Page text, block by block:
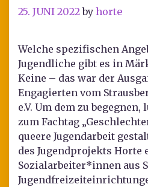
25. JUNI 2022 byhorte
Welche spezifischen
Jugendliche gibt es in
Keine – das war der
Engagierten vom
e.V. Um dem zu begegnen,
zum Fachtag
queere Jugendarbeit
des Jugendprojekts Horte
Sozialarbeiter*innen aus